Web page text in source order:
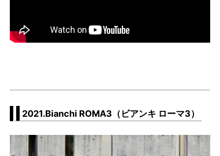
2021.Bianchi ROMA3（ビアンキ ローマ3）